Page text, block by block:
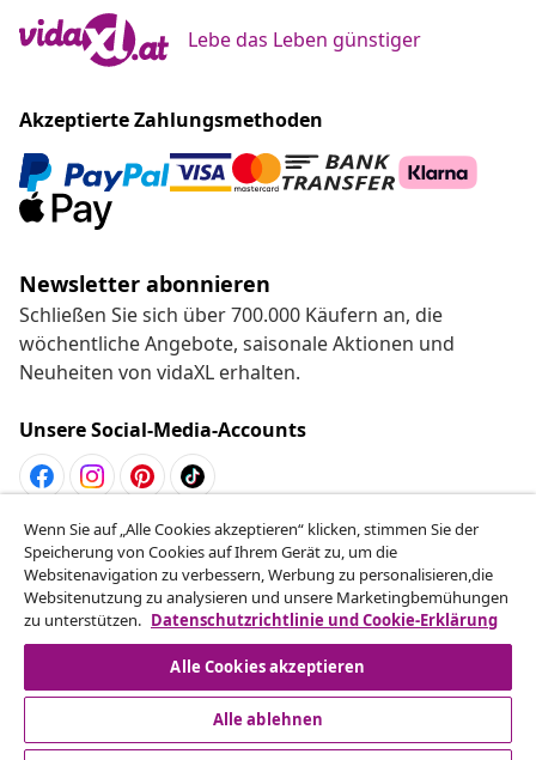
Lebe das Leben günstiger
Akzeptierte Zahlungsmethoden
Newsletter abonnieren
Schließen Sie sich über 700.000 Käufern an, die
wöchentliche Angebote, saisonale Aktionen und
Neuheiten von vidaXL erhalten.
Unsere Social-Media-Accounts
Vom Vertrag zurücktreten
Reiche einen Widerrufsantrag für deine Bestellung
ein.
Vom Vertrag zurücktreten
Wenn Sie auf „Alle Cookies akzeptieren“ klicken, stimmen Sie der
Speicherung von Cookies auf Ihrem Gerät zu, um die
Websitenavigation zu verbessern, Werbung zu personalisieren,die
Websitenutzung zu analysieren und unsere Marketingbemühungen
zu unterstützen. Datenschutzrichtlinie und Cookie-Erklärung
Alle Cookies akzeptieren
Alle ablehnen